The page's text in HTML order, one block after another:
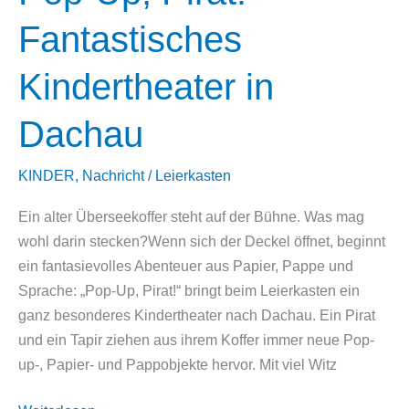
Fantastisches
Kindertheater in
Dachau
KINDER, Nachricht/ Leierkasten
Ein alter Überseekoffer steht auf der Bühne. Was mag
wohl darin stecken?Wenn sich der Deckel öffnet, beginnt
ein fantasievolles Abenteuer aus Papier, Pappe und
Sprache: „Pop-Up, Pirat!“ bringt beim Leierkasten ein
ganz besonderes Kindertheater nach Dachau. Ein Pirat
und ein Tapir ziehen aus ihrem Koffer immer neue Pop-
up-, Papier- und Pappobjekte hervor. Mit viel Witz